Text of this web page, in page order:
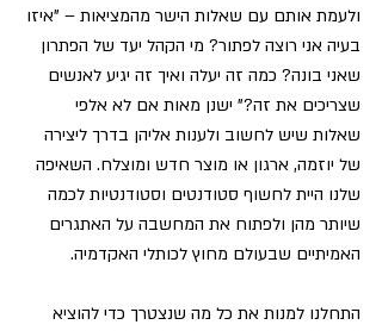
ולעמת אותם עם שאלות הישר מהמציאות – "איזו
בעיה אני רוצה לפתור? מי הקהל יעד של הפתרון
שאני בונה? כמה זה יעלה ואיך זה יגיע לאנשים
שצריכים את זה?" ישנן מאות אם לא אלפי
שאלות שיש לחשוב ולענות אליהן בדרך ליצירה
של יוזמה, ארגון או מוצר חדש ומוצלח. השאיפה
שלנו היית לחשוף סטודנטים וסטודנטיות לכמה
שיותר מהן ולפתוח את המחשבה על האתגרים
האמיתיים שבעולם מחוץ לכותלי האקדמיה.
התחלנו למנות את כל מה שנצטרך כדי להוציא